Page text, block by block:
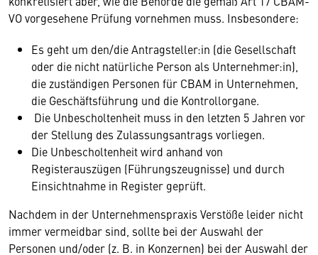
VO vorgesehene Prüfung vornehmen muss. Insbesondere:
Es geht um den/die Antragsteller:in (die Gesellschaft
oder die nicht natürliche Person als Unternehmer:in),
die zuständigen Personen für CBAM in Unternehmen,
die Geschäftsführung und die Kontrollorgane.
Die Unbescholtenheit muss in den letzten 5 Jahren vor
der Stellung des Zulassungsantrags vorliegen.
Die Unbescholtenheit wird anhand von
Registerauszügen (Führungszeugnisse) und durch
Einsichtnahme in Register geprüft.
Nachdem in der Unternehmenspraxis Verstöße leider nicht
immer vermeidbar sind, sollte bei der Auswahl der
Personen und/oder (z. B. in Konzernen) bei der Auswahl der